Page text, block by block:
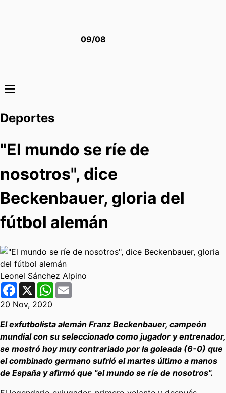
09/08
≡
Deportes
"El mundo se ríe de
nosotros", dice
Beckenbauer, gloria del
fútbol alemán
Leonel Sánchez Alpino
Facebook
X WhatsApp
20 Nov, 2020
El exfutbolista alemán Franz Beckenbauer, campeón
mundial con su seleccionado como jugador y entrenador,
se mostró hoy muy contrariado por la goleada (6-0) que
el combinado germano sufrió el martes último a manos
de España y afirmó que "el mundo se ríe de nosotros".